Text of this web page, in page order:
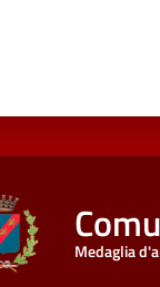
Medaglia